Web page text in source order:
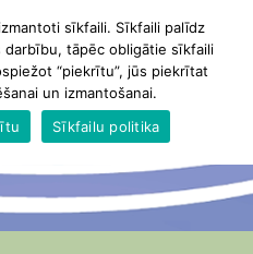
sīkfaili. Sīkfaili palīdz
tāpēc obligātie sīkfaili
“piekrītu”, jūs piekrītat
un izmantošanai.
Sīkfailu politika